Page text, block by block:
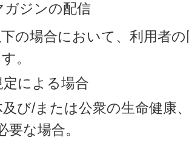
ガジンの配信
の場合において、利用者
。
による場合
び/または公衆の生命健康
要な場合。